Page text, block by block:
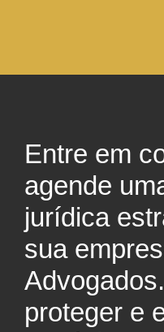
Entre em
agende
jurídica
sua
proteger e